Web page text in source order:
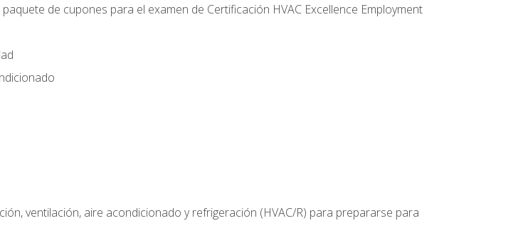
de cupones para el examen de Certificación HVAC Excellence Employment
ventilación, aire acondicionado y refrigeración (HVAC/R) para prepararse para